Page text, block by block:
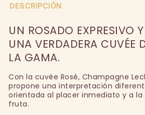
DESCRIPCIÓN
UN ROSADO EXPRESIVO
UNA VERDADERA CUVÉE
LA GAMA.
Con la cuvée Rosé, Champagne
propone una interpretación
orientada al placer inmediato y a la
fruta.